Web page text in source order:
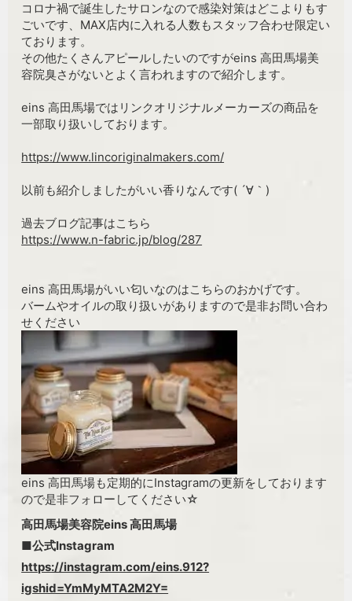
コロナ禍で誕生したサロンなので感染対策はどこよりもす
ごいです、MAX店内に入れる人数もスタッフ合わせ限定い
ております。
その他たくさんアピールしたいのですがeins 高田馬場美
容院臭さがないとよく言われますので紹介します。
eins 高田馬場ではリンクオリジナルメーカーズの商品を
一部取り扱いしております。
https://www.lincoriginalmakers.com/
以前も紹介しましたがいい香りなんです( ´∀｀)
過去ブログ記事はこちら
https://www.n-fabric.jp/blog/287
eins 高田馬場がいい匂いなのはこちらのおかげです。
バームやオイルの取り扱いがありますので是非お問い合わ
せください
eins 高田馬場も定期的にInstagramの更新をしております
ので是非フォローしてください☆
高田馬場美容院eins 高田馬場
■公式Instagram
https://instagram.com/eins.912?
igshid=YmMyMTA2M2Y=